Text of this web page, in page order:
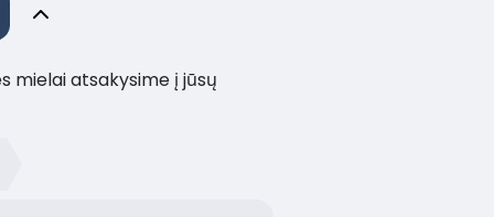
mielai atsakysime į jūsų